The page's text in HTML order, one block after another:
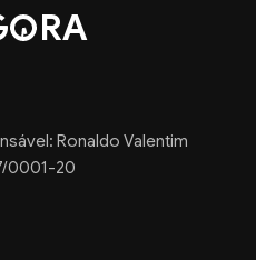
RA
Ronaldo Valentim
0001-20